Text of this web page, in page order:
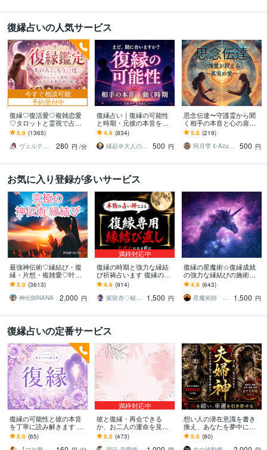
復縁占いの人気サービス
今すぐ相談可能
予約受付中
復縁♡復活愛♡複雑恋愛
♡タロットと霊視で占い
ます お相手の深層心理を
読み解き、望む未来への
最短ルートを導きます
5.0 (1365)
ヴェルティーナ
280 円 /分
復縁占い｜復縁の可能性
と時期・元彼の本音を視
ます 音信不通・ブロック
中でも、本音とご縁を視
て復縁成就へ導きます
4.9 (834)
縁起＠大人の恋愛占い師
500 円
思念伝達〜守護霊から聞
く相手の本音と心の扉開
きます 【人気サービス】
お相手様の守護霊と対話
しあなたを導きます
5.0 (219)
阿月雫 ☪︎Azuki☪︎
500 円
お気に入り登録が多いサービス
最強神伝術♡縁結び・復
縁・片想・複雑愛♡叶え
ます 片想い・復縁・結
婚・金運等、様々なご縁
を結び幸せへと導きます
5.0 (3613)
神伝師NANA
2,000 円
満枠対応中
復縁の時期と強力な縁結
び祈祷占います 復縁の時
期を霊視し、早めるアド
バイス、強力な縁結び祈
祷。
4.9 (914)
紫龍杏◇秘伝の縁結び祈祷師
1,500 円
復縁の星魔術☆復縁成就
の強力な縁結びの施術を
します 【依頼500件以
上】守護星が復縁を成就
させます。
4.9 (643)
星魔術師 希空（ノア）
1,500 円
復縁占いの定番サービス
復縁の可能性と彼の本音
を丁寧に読み解きます ♡
「まだ好き…」その気持
ちを否定しなくて大丈
5.0 (65)
満枠対応中
彼と復縁・再会できる
か、お二人の運命を見ま
す 恋愛・片思い・復縁・
再婚 縁結び
5.0 (473)
想い人の潜在意識を書き
換え、あなたを夢中にさ
せます 【音信不通】想い
の執着を解除し相手から
5.0 (80)